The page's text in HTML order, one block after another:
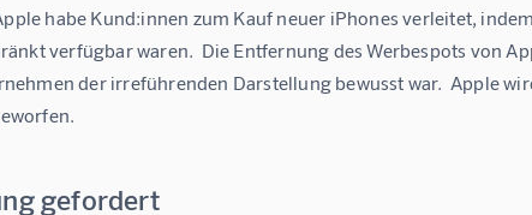
habe Kund:innen zum Kauf neuer iPhones verleitet,
verfügbar waren.  Die Entfernung des Werbespots von
der irreführenden Darstellung bewusst war.  Apple
gefordert